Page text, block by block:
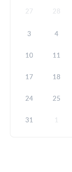
27 28
3 4
10 11
17 18
24 25
31 1